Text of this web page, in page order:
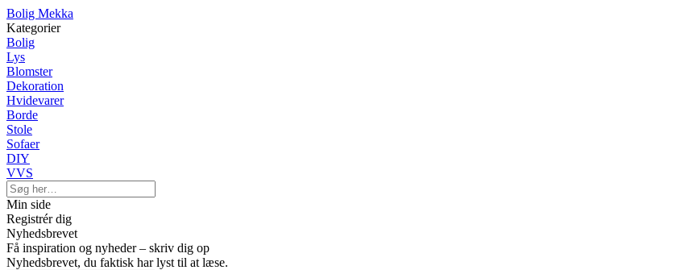
Bolig Mekka
Kategorier
Bolig
Lys
Blomster
Dekoration
Hvidevarer
Borde
Stole
Sofaer
DIY
VVS
Min side
Registrér dig
Nyhedsbrevet
Få inspiration og nyheder – skriv dig op
Nyhedsbrevet, du faktisk har lyst til at læse.